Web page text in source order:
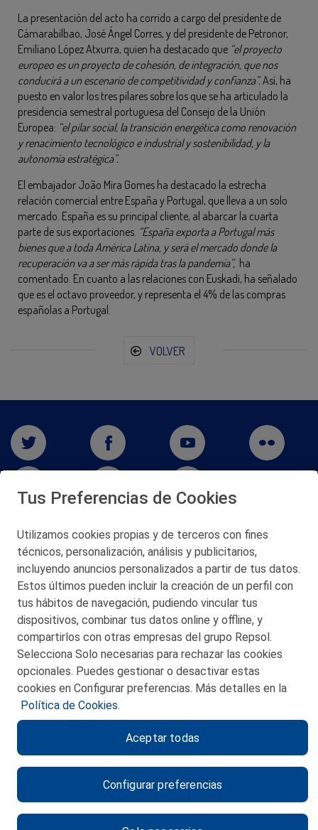
La presentación del acto ha corrido a cargo del presidente de
Cámarabilbao, José Ángel Corres, y del presidente de Petronor,
Emiliano López Atxurra, quien ha destacado que “el proyecto
europeo es un proyecto de cohesión, de integración, que nos
conducirá a un escenario de competitividad y confianza”.Así, ha
puesto en valor los tres pilares sobre los que se ha articulado la
presidencia semestral portuguesa del Consejo de la Unión
Europea: “el pilar social, la transición energética como renovación
y renacimiento tecnológico e industrial y sostenibilidad, y la
autonomía estratégica”.
El embajador João Mira Gomes ha destacado la estrecha
relación comercial entre España y Portugal, que lleva a un solo
mercado. España es su principal cliente, al abarcar la cuarta
parte de sus exportaciones. “España exporta a Portugal más
bienes que a toda América Latina, y será el mercado donde la
recuperación va a ser más rápida tras la pandemia”, ha
comentado. En cuanto a las relaciones con Euskadi, ha señalado
que es el octavo proveedor, y representa el 4% de las compras
españolas a Portugal.
VOLVER
San Martín 5-Edificio Muñatones,
48550 Muskiz (Bizkaia)
Telf. 946 357 000
© 2026 Petronor S.A.
CONTACTO
POLITICA DE PRIVACIDAD
AVISO LEGAL
POLITICA DE COOKIES
Tus Preferencias de Cookies
Utilizamos cookies propias y de terceros con fines
técnicos, personalización, análisis y publicitarios,
incluyendo anuncios personalizados a partir de tus datos.
Estos últimos pueden incluir la creación de un perfil con
tus hábitos de navegación, pudiendo vincular tus
dispositivos, combinar tus datos online y offline, y
compartirlos con otras empresas del grupo Repsol.
Selecciona Solo necesarias para rechazar las cookies
opcionales. Puedes gestionar o desactivar estas
cookies en Configurar preferencias. Más detalles en la
Política de Cookies.
Configurar preferencias
Aceptar todas